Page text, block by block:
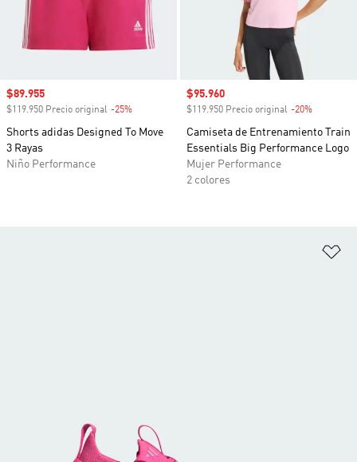
Precio de venta
$89.955
$119.950 Precio original -25%
Shorts adidas Designed To Move
3 Rayas
Niño Performance
Precio de venta
$95.960
$119.950 Precio original -20%
Camiseta de Entrenamiento Train
Essentials Big Performance Logo
Mujer Performance
2 colores